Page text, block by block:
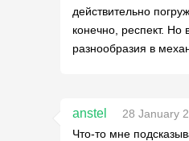
действительно
конечно, респект. Но
разнообразия в
anstel
28 January
Что-то мне